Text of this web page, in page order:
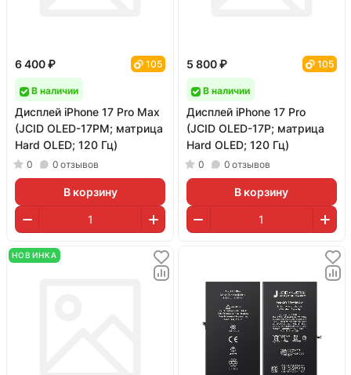
6 400 ₽ 105
В наличии
Дисплей iPhone 17 Pro Max
(JCID OLED-17PM; матрица
Hard OLED; 120 Гц)
0 0 отзывов
В корзину
5 800 ₽ 105
В наличии
Дисплей iPhone 17 Pro
(JCID OLED-17P; матрица
Hard OLED; 120 Гц)
0 0 отзывов
В корзину
НОВИНКА